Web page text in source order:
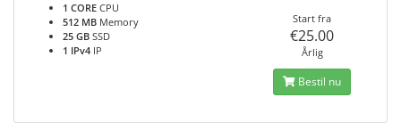
1 CORE CPU
512 MB Memory
25 GB SSD
1 IPv4 IP
Start fra
€25.00
Årlig
Bestil nu